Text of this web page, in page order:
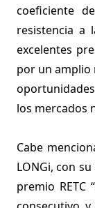
coeficiente
resistencia a
excelentes
por un amplio
los mercados
Cabe
LONGi, con
premio RETC